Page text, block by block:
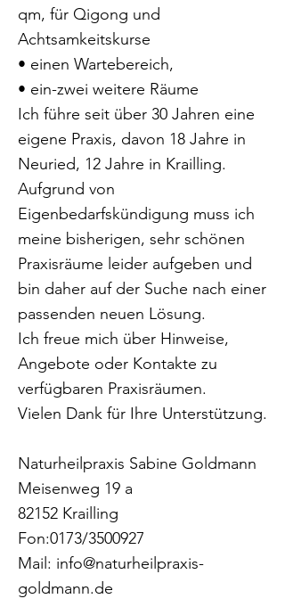
qm, für Qigong und
Achtsamkeitskurse
• einen Wartebereich,
• ein-zwei weitere Räume
Ich führe seit über 30 Jahren eine
eigene Praxis, davon 18 Jahre in
Neuried, 12 Jahre in Krailling.
Aufgrund von
Eigenbedarfskündigung muss ich
meine bisherigen, sehr schönen
Praxisräume leider aufgeben und
bin daher auf der Suche nach einer
passenden neuen Lösung.
Ich freue mich über Hinweise,
Angebote oder Kontakte zu
verfügbaren Praxisräumen.
Vielen Dank für Ihre Unterstützung.
Naturheilpraxis Sabine Goldmann
Meisenweg 19 a
82152 Krailling
Fon:0173/3500927
Mail: info@naturheilpraxis-
goldmann.de